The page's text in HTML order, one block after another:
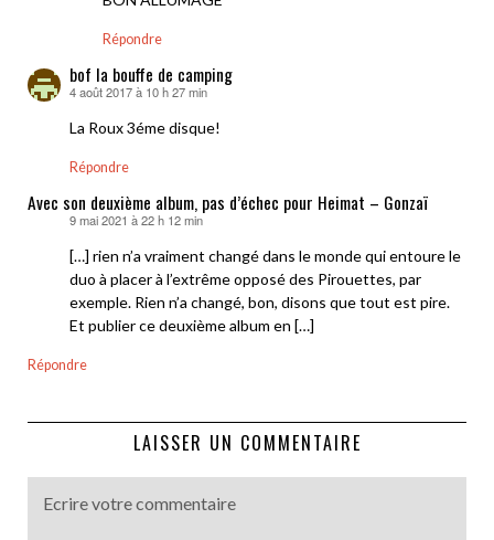
Répondre
bof la bouffe de camping
dit :
4 août 2017 à 10 h 27 min
La Roux 3éme disque!
Répondre
Avec son deuxième album, pas d’échec pour Heimat – Gonzaï
9 mai 2021 à 22 h 12 min
[…] rien n’a vraiment changé dans le monde qui entoure le
duo à placer à l’extrême opposé des Pirouettes, par
exemple. Rien n’a changé, bon, disons que tout est pire.
Et publier ce deuxième album en […]
Répondre
LAISSER UN COMMENTAIRE